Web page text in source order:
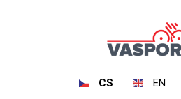
CS EN